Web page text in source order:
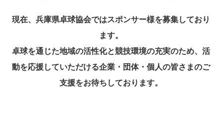
現在、兵庫県卓球協会ではスポンサー様を募集しており
ます。
卓球を通じた地域の活性化と競技環境の充実のため、活
動を応援していただける企業・団体・個人の皆さまのご
支援をお待ちしております。